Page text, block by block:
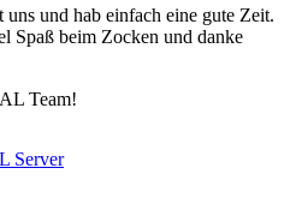
und hab einfach eine gute Zeit.
Spaß beim Zocken und danke
Team!
Server